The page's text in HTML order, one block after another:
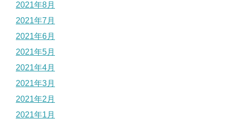
2021年8月
2021年7月
2021年6月
2021年5月
2021年4月
2021年3月
2021年2月
2021年1月